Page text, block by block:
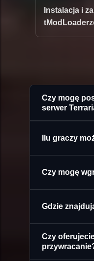
Instalacja i
Czy mogę
serwer
Ilu graczy
Czy mogę
Gdzie
Czy